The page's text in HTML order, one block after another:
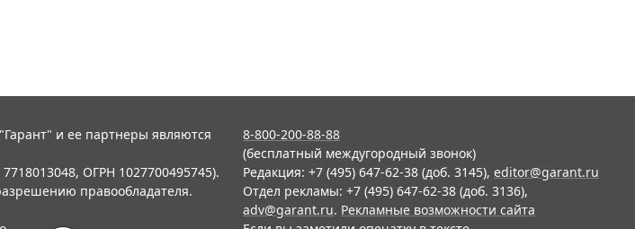
и ее партнеры являются
ОГРН 1027700495745).
правообладателя.
8-800-200-88-88
(бесплатный междугородный звонок)
Редакция: +7 (495) 647-62-38 (доб. 3145), editor@garant.ru
Отдел рекламы: +7 (495) 647-62-38 (доб. 3136),
adv@garant.ru. Рекламные возможности сайта